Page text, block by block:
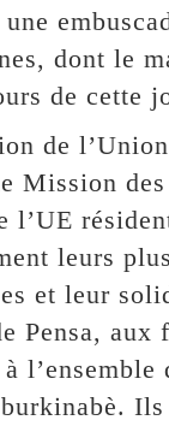
dont le
de cette
de
Mission des
l’UE
leurs
et leur
Pensa, aux
l’ensemble
Ils